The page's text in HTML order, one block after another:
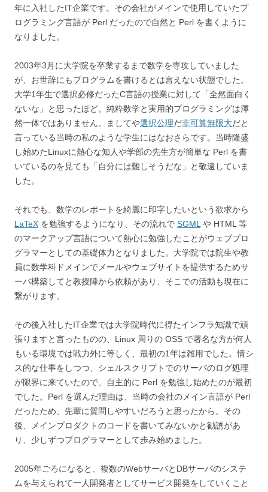
年に入社したIT企業です。その会社がメインで使用していたプ
ログラミング言語が Perl だったので自然と Perl を書くように
なりました。
2003年3月に大学院を卒業するまで数学を専攻していました
が、お世辞にもプログラムを書けるとは言えない状態でした。
大学1年生で選択必修だったC言語の授業に対して「全然面白く
ないな」と思ったほど。純粋数学と実用的プログラミングは渾
然一体ではありません。ましてや選択公理だ非可算無限大だと
言っている当時の私のような学生にはなおさらです。当時隆盛
し始めたLinuxに熱心な知人や学部の先生方が簡単な Perl を書
いているのを見ても「自分には難しそうだな」と敬遠していま
した。
それでも、数学のレポートを綺麗に印字したいという欲求から
LaTeX を勉強するようになり、その流れで SGML や HTML 等
のマークアップ言語について熱心に勉強したことがウェブプロ
グラマーとしての基礎体力となりました。大学院では院生や教
員に数学科ドメインでメールやウェブサイトを提供するためサ
ーバ構築してと教授陣から依頼があり、そこでの活動も現在に
繋がります。
その後入社したIT企業では大学院時代に得たインフラ知識で頑
張りますと言ったものの、Linux 周りの OSS で著名な方が何人
もいる環境では戦力外に等しく、最初の1年は雑用でした。情シ
ス的な仕事をしつつ、シェルスクリプトでのサーバのログ処理
が限界に来ていたので、自主的に Perl を勉強し始めたのが最初
でした。Perl を選んだ理由は、当時の会社のメイン言語が Perl
だったため、先輩に質問しやすいだろうと思ったから。その
後、メインプロダクトのコードを書いてみないかと勧誘があ
り、少しずつプログラマーとして歩み始めました。
2005年ごろになると、複数のWebサーバとDBサーバのシステ
ムを与えられて一人開発者としてサービス開発をしていくこと